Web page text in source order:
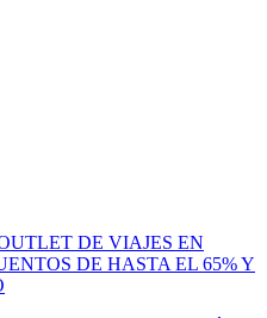
DE VIAJES EN
DE HASTA EL 65% Y